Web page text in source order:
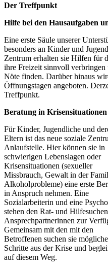
Der Treffpunkt
Hilfe bei den Hausaufgaben
Eine erste Säule unserer
besonders an Kinder und
Zentrum erhalten sie Hilfen für
ihre Freizeit sinnvoll
Nöte finden. Darüber hinaus
Öffnungstagen angeboten.
Treffpunkt.
Beratung in Krisensituationen
Für Kinder, Jugendliche und
Eltern ist das neue soziale
Anlaufstelle. Hier können sie in
schwierigen Lebenslagen oder
Krisensituationen (sexueller
Missbrauch, Gewalt in der
Alkoholprobleme) eine erste
in Anspruch nehmen. Eine
Sozialarbeiterin und eine
stehen den Rat- und
Ansprechpartnerinnen zur
Gemeinsam mit den mit den
Betroffenen suchen sie mögliche
Schritte aus der Krise und
auf diesem Weg.